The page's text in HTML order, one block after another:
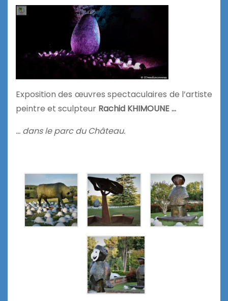
Exposition des œuvres spectaculaires de l’artiste
peintre et sculpteur Rachid KHIMOUNE …
… dans le parc du Château.